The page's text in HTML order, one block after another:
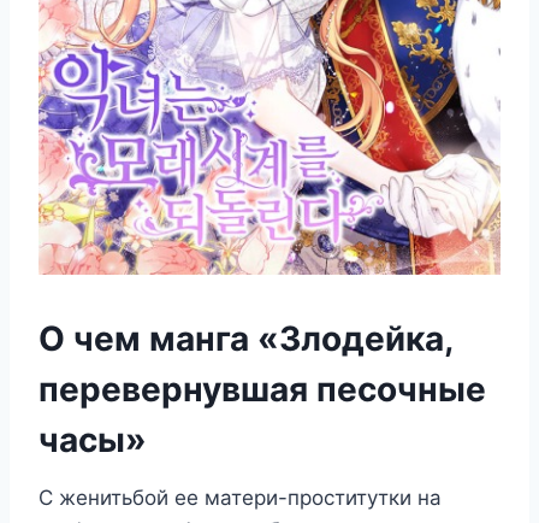
О чем манга «Злодейка,
перевернувшая песочные
часы»
С женитьбой ее матери-проститутки на